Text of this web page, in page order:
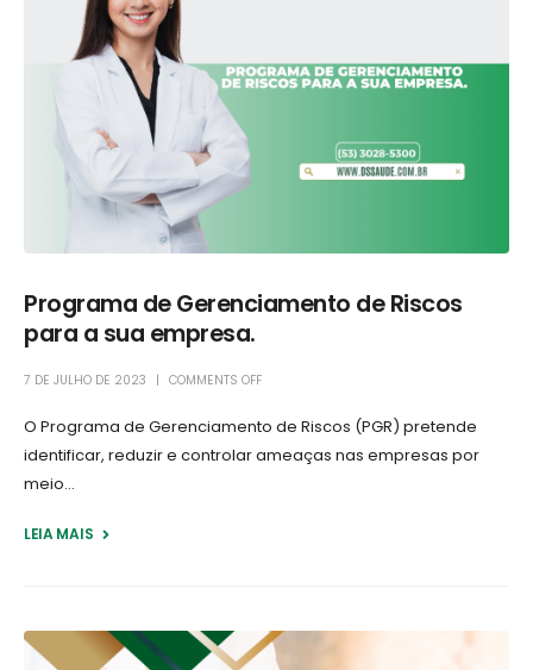
Programa de Gerenciamento de Riscos
para a sua empresa.
7 DE JULHO DE 2023 COMMENTS OFF
O Programa de Gerenciamento de Riscos (PGR) pretende
identificar, reduzir e controlar ameaças nas empresas por
meio...
LEIA MAIS +